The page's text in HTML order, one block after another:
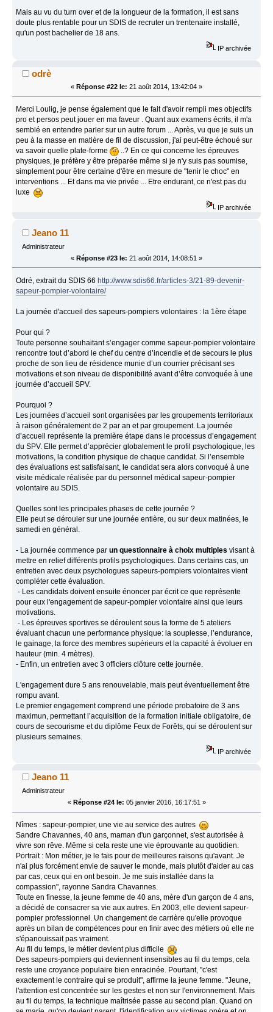
Mais au vu du turn over et de la longueur de la formation, il est sans
doute plus rentable pour un SDIS de recruter un trentenaire installé,
qu'un post bachelier de 18 ans.
IP archivée
odrè
« Réponse #22 le: 21 août 2014, 13:42:04 »
Merci Loulig, je pense également que le fait d'avoir rempli mes objectifs
pro et persos peut jouer en ma faveur . Quant aux examens écrits, il m'a
semblé en entendre parler sur un autre forum ... Après, vu que je suis un
peu à la masse en matière de fil de discussion, j'ai peut-être échoué sur
va savoir quelle plate-forme
..? En ce qui concerne les épreuves
physiques, je préfère y être préparée même si je n'y suis pas soumise,
simplement pour être certaine d'être en mesure de "tenir le choc" en
interventions ... Et dans ma vie privée ... Etre endurant, ce n'est pas du
luxe
IP archivée
Jeano 11
Administrateur
« Réponse #23 le: 21 août 2014, 14:08:51 »
Odré, extrait du SDIS 66http://www.sdis66.fr/articles-3/21-89-devenir-
sapeur-pompier-volontaire/
La journée d'accueil des sapeurs-pompiers volontaires : la 1ère étape
Pour qui ?
Toute personne souhaitant s’engager comme sapeur-pompier volontaire
rencontre tout d’abord le chef du centre d’incendie et de secours le plus
proche de son lieu de résidence munie d’un courrier précisant ses
motivations et son niveau de disponibilité avant d’être convoquée à une
journée d’accueil SPV.
Pourquoi ?
Les journées d’accueil sont organisées par les groupements territoriaux
à raison généralement de 2 par an et par groupement. La journée
d’accueil représente la première étape dans le processus d’engagement
du SPV. Elle permet d’apprécier globalement le profil psychologique, les
motivations, la condition physique de chaque candidat. Si l’ensemble
des évaluations est satisfaisant, le candidat sera alors convoqué à une
visite médicale réalisée par du personnel médical sapeur-pompier
volontaire au SDIS.
Quelles sont les principales phases de cette journée ?
Elle peut se dérouler sur une journée entière, ou sur deux matinées, le
samedi en général.
- La journée commence parun questionnaire à choix multiplesvisant à
mettre en relief différents profils psychologiques. Dans certains cas, un
entretien avec deux psychologues sapeurs-pompiers volontaires vient
compléter cette évaluation.
- Les candidats doivent ensuite énoncer par écrit ce que représente
pour eux l'engagement de sapeur-pompier volontaire ainsi que leurs
motivations.
- Les épreuves sportives se déroulent sous la forme de 5 ateliers
évaluant chacun une performance physique: la souplesse, l’endurance,
le gainage, la force des membres supérieurs et la capacité à évoluer en
hauteur (min. 4 mètres).
- Enfin, un entretien avec 3 officiers clôture cette journée.
L'engagement dure 5 ans renouvelable, mais peut éventuellement être
rompu avant.
Le premier engagement comprend une période probatoire de 3 ans
maximun, permettant l’acquisition de la formation initiale obligatoire, de
cours de secourisme et du diplôme Feux de Forêts, qui se déroulent sur
plusieurs semaines.
IP archivée
Jeano 11
Administrateur
« Réponse #24 le: 05 janvier 2016, 16:17:51 »
Nîmes : sapeur-pompier, une vie au service des autres
Sandre Chavannes, 40 ans, maman d'un garçonnet, s'est autorisée à
vivre son rêve. Même si cela reste une vie éprouvante au quotidien.
Portrait : Mon métier, je le fais pour de meilleures raisons qu'avant. Je
n'ai plus forcément envie de sauver le monde, mais plutôt d'aider au cas
par cas, ceux qui en ont besoin. Je me suis installée dans la
compassion", rayonne Sandra Chavannes.
Toute en finesse, la jeune femme de 40 ans, mère d'un garçon de 4 ans,
a décidé de consacrer sa vie aux autres. En 2003, elle devient sapeur-
pompier professionnel. Un changement de carrière qu'elle provoque
après un bilan de compétences pour en finir avec des métiers où elle ne
s'épanouissait pas vraiment.
Au fil du temps, le métier devient plus difficile
Des sapeurs-pompiers qui deviennent insensibles au fil du temps, cela
reste une croyance populaire bien enracinée. Pourtant, "c'est
exactement le contraire qui se produit", affirme la jeune femme. "Jeune,
l'attention est concentrée sur les gestes et non sur l'environnement. Mais
au fil du temps, la technique maîtrisée passe au second plan. Quand on